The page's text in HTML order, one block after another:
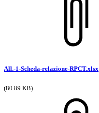
All.-1-Scheda-relazione-RPCT.xlsx
(80.89 KB)